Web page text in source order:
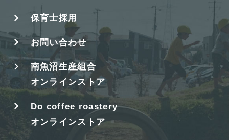
保育士採用
お問い合わせ
南魚沼生産組合
オンラインストア
Do coffee roastery
オンラインストア